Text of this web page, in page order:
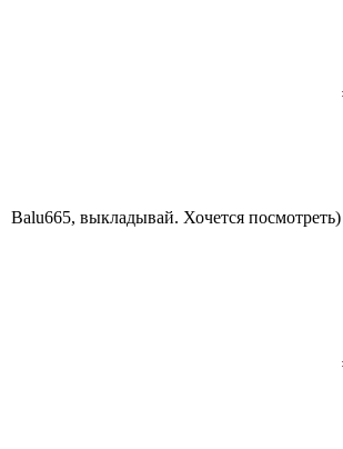
Balu665, выкладывай. Хочется посмотреть)